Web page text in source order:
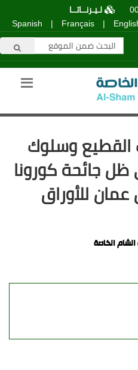
لـيـرنــاتــا
|
Français
|
Spanish
القطيع وسلوك
جائحة كورونا
للأوراق
الخاصة